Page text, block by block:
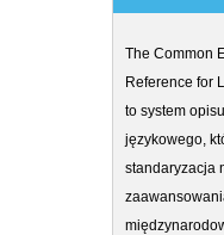
The Common
Reference for
to system
językowego,
standaryzacja